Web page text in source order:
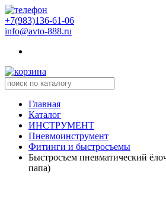
+7(983)136-61-06
info@avto-888.ru
Главная
Каталог
ИНСТРУМЕНТ
Пневмоинструмент
Фитинги и быстросъемы
Быстросъем пневматический
папа)